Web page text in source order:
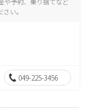
い。
049-225-3456